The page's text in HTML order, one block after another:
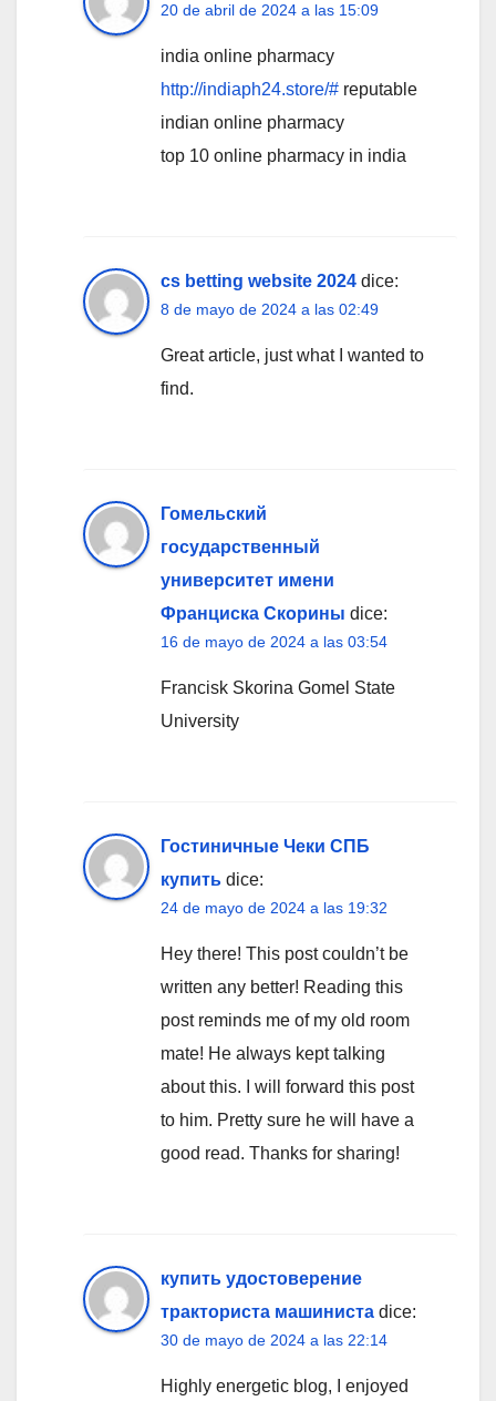
20 de abril de 2024 a las 15:09
india online pharmacy
http://indiaph24.store/# reputable
indian online pharmacy
top 10 online pharmacy in india
cs betting website 2024 dice:
8 de mayo de 2024 a las 02:49
Great article, just what I wanted to
find.
Гомельский
государственный
университет имени
Франциска Скорины dice:
16 de mayo de 2024 a las 03:54
Francisk Skorina Gomel State
University
Гостиничные Чеки СПБ
купить dice:
24 de mayo de 2024 a las 19:32
Hey there! This post couldn’t be
written any better! Reading this
post reminds me of my old room
mate! He always kept talking
about this. I will forward this post
to him. Pretty sure he will have a
good read. Thanks for sharing!
купить удостоверение
тракториста машиниста dice:
30 de mayo de 2024 a las 22:14
Highly energetic blog, I enjoyed